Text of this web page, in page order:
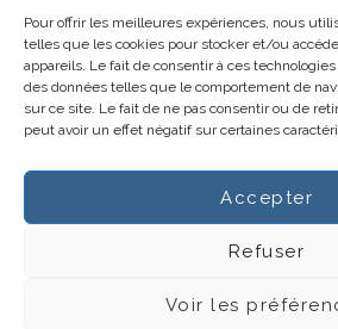
Pour offrir les meilleures expériences, nous
telles que les cookies pour stocker et/ou
appareils. Le fait de consentir à ces
des données telles que le comportement de
sur ce site. Le fait de ne pas consentir ou de
peut avoir un effet négatif sur certaines
Accepter
Refuser
Voir les
Actus
Gestions hospitalières